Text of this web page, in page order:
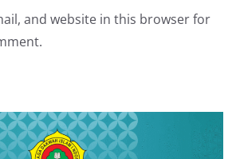
and website in this browser for